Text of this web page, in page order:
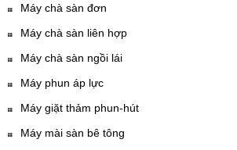
Máy chà sàn đơn
Máy chà sàn liên hợp
Máy chà sàn ngồi lái
Máy phun áp lực
Máy giặt thảm phun-hút
Máy mài sàn bê tông